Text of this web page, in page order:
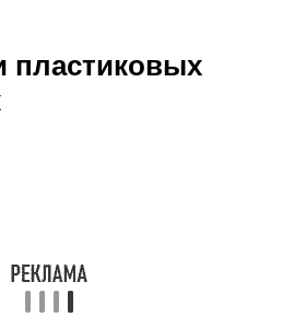
пластиковых
из пластика может